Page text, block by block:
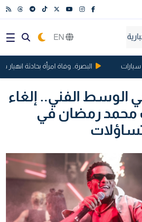
البصرة.. وفاة امرأة بحادثة انهيار شقة
الوسط الفني.. إلغاء
محمد رمضان في